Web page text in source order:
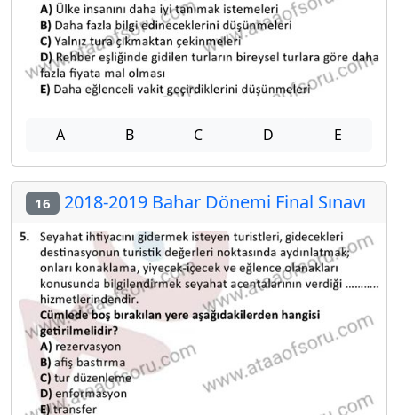
A B C D E
16 2018-2019 Bahar Dönemi Final Sınavı